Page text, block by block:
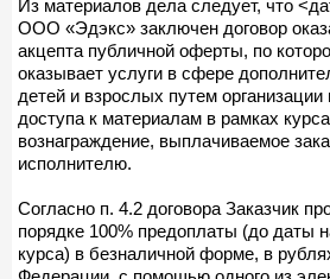
Из материалов дела следует, что
ООО «Эдэкс» заключен договор
акцепта публичной оферты, по
оказывает услуги в сфере
детей и взрослых путем организации
доступа к материалам в рамках
вознаграждение, выплачиваемое
исполнителю.
Согласно п. 4.2 договора Заказчик
порядке 100% предоплаты (до даты
курса) в безналичной форме, в